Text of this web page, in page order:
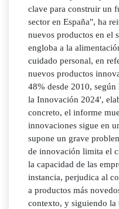
clave para construir un
sector en España", ha
nuevos productos en el
engloba a la
cuidado personal, en
nuevos productos
48% desde 2010,
la Innovación 2024',
concreto, el informe
innovaciones sigue en
supone un grave
de innovación limita el
la capacidad de las
instancia, perjudica al
a productos más
contexto, y siguiendo la